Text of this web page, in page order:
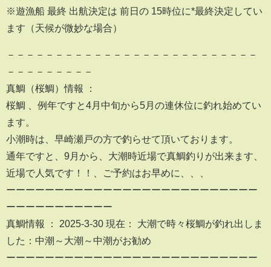
※遊漁船 最終 出航決定は 前日の 15時位に*最終決定してい
ます（天候が微妙な場合）
－－－－－－－－－－－－－－－－－－－－－－－－－－
－－－－－－－－－
真鯛（桜鯛）情報 ：
桜鯛 、例年ですと4月中旬から5月の連休位に釣れ始めてい
ます。
小潮時は、早崎瀬戸の方で釣らせて頂いております。
通年ですと、9月から、大潮時近場で真鯛釣りが出来ます、
近場で人気です！！、ご予約はお早めに、、、
ーーーーーーーーーーーーーーーーーーーーーーーーーー
ーーーーーーーーーーー
真鯛情報 ： 2025-3-30 現在： 大潮で時々桜鯛が釣れ出しま
した：中潮～大潮～中潮がお勧め
ーーーーーーーーーーーーーーーーーーーーーーーーーー